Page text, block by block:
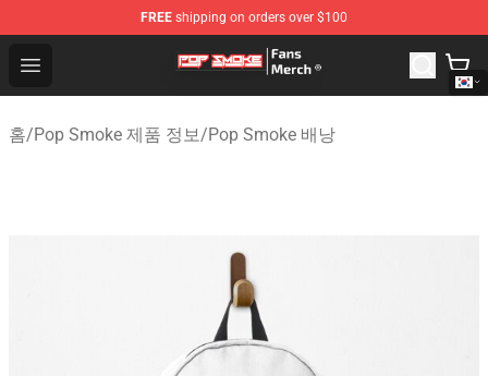
FREE shipping on orders over $100
Open menu
Pop Smoke Store - Official Pop Smoke Merchandise
홈/Pop Smoke 제품 정보/Pop Smoke 배낭